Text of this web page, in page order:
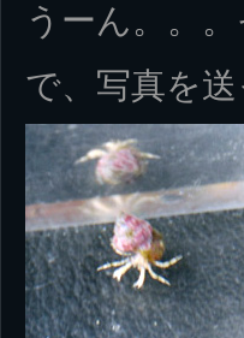
うーん。。
で、写真を